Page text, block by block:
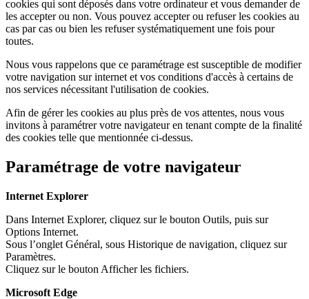
cookies qui sont déposés dans votre ordinateur et vous demander de
les accepter ou non. Vous pouvez accepter ou refuser les cookies au
cas par cas ou bien les refuser systématiquement une fois pour
toutes.
Nous vous rappelons que ce paramétrage est susceptible de modifier
votre navigation sur internet et vos conditions d'accès à certains de
nos services nécessitant l'utilisation de cookies.
Afin de gérer les cookies au plus près de vos attentes, nous vous
invitons à paramétrer votre navigateur en tenant compte de la finalité
des cookies telle que mentionnée ci-dessus.
Paramétrage de votre navigateur
Internet Explorer
Dans Internet Explorer, cliquez sur le bouton Outils, puis sur
Options Internet.
Sous l’onglet Général, sous Historique de navigation, cliquez sur
Paramètres.
Cliquez sur le bouton Afficher les fichiers.
Microsoft Edge